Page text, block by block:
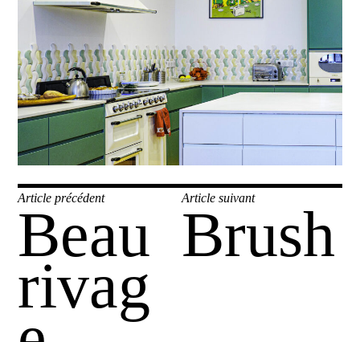
Navigation
de
l’article
Article précédent
Publication
précédente :
Beau
rivag
Article suivant
Publication
suivante :
Brush